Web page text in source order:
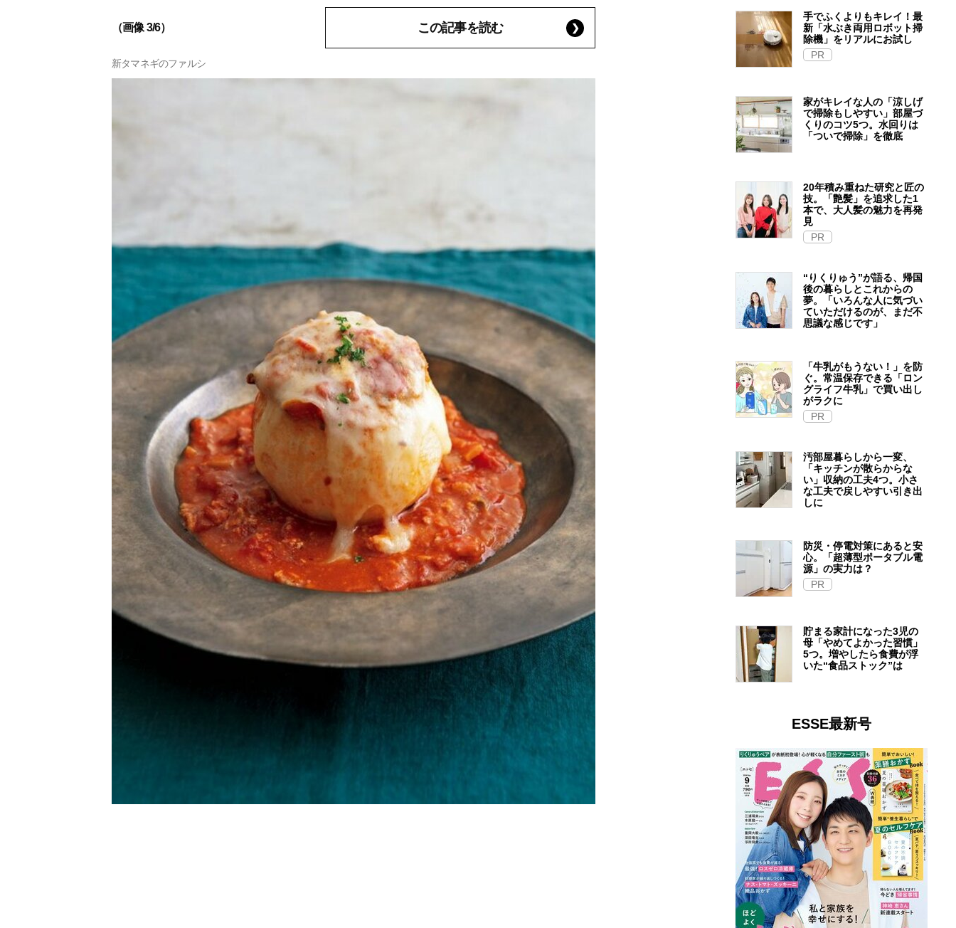
（画像 3/6） この記事を読む
新タマネギのファルシ
手でふくよりもキレイ！最
新「水ぶき両用ロボット掃
除機」をリアルにお試し
PR
家がキレイな人の「涼しげ
で掃除もしやすい」部屋づ
くりのコツ5つ。水回りは
「ついで掃除」を徹底
20年積み重ねた研究と匠の
技。「艶髪」を追求した1
本で、大人髪の魅力を再発
見
PR
“りくりゅう”が語る、帰国
後の暮らしとこれからの
夢。「いろんな人に気づい
ていただけるのが、まだ不
思議な感じです」
「牛乳がもうない！」を防
ぐ。常温保存できる「ロン
グライフ牛乳」で買い出し
がラクに
PR
汚部屋暮らしから一変、
「キッチンが散らからな
い」収納の工夫4つ。小さ
な工夫で戻しやすい引き出
しに
防災・停電対策にあると安
心。「超薄型ポータブル電
源」の実力は？​
PR
貯まる家計になった3児の
母「やめてよかった習慣」
5つ。増やしたら食費が浮
いた“食品ストック”は
ESSE最新号